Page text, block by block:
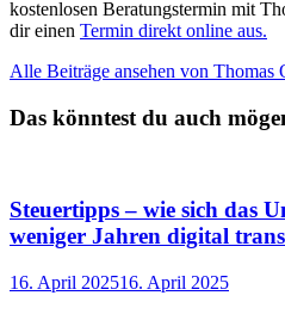
kostenlosen Beratungstermin mit
dir einen Termin direkt online aus.
Alle Beiträge ansehen von Thomas
Das könntest du auch
Steuertipps – wie sich das
weniger Jahren digital
16. April 202516. April 2025